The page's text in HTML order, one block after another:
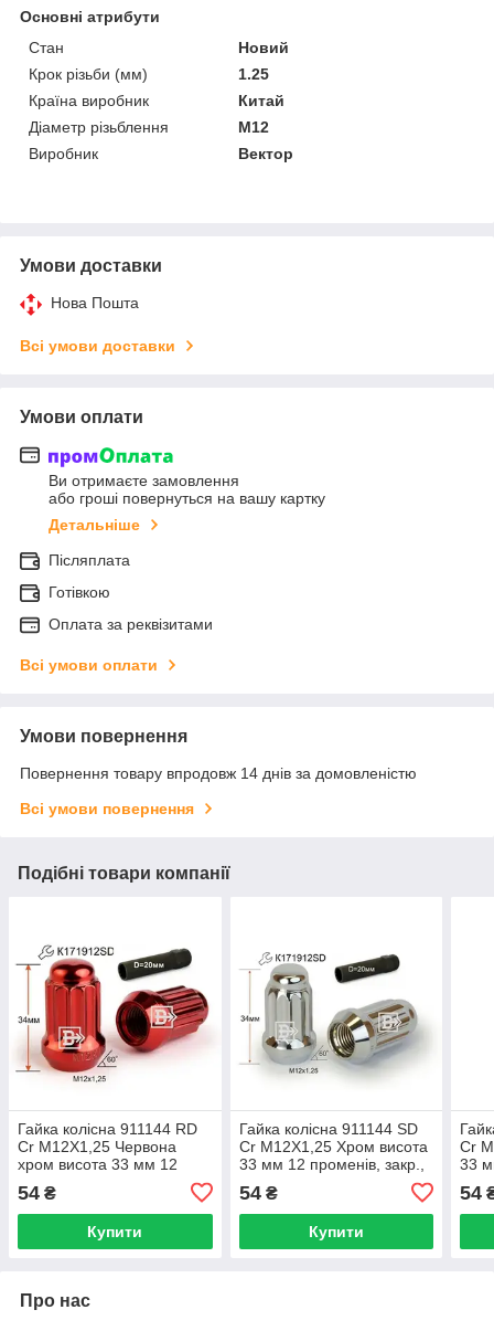
Основні атрибути
Стан
Новий
Крок різьби (мм)
1.25
Країна виробник
Китай
Діаметр різьблення
M12
Виробник
Вектор
Умови доставки
Нова Пошта
Всі умови доставки
Умови оплати
Ви отримаєте замовлення
або гроші повернуться на вашу картку
Детальніше
Післяплата
Готівкою
Оплата за реквізитами
Всі умови оплати
Умови повернення
Повернення товару впродовж 14 днів за домовленістю
Всі умови повернення
Подібні товари компанії
Гайка колісна 911144 RD
Cr M12X1,25 Червона
хром висота 33 мм 12
54 ₴
Купити
Гайка колісна 911144 SD
Cr M12X1,25 Хром висота
33 мм 12 променів, закр.,
54₴
Купити
Cr
33
54
Про нас